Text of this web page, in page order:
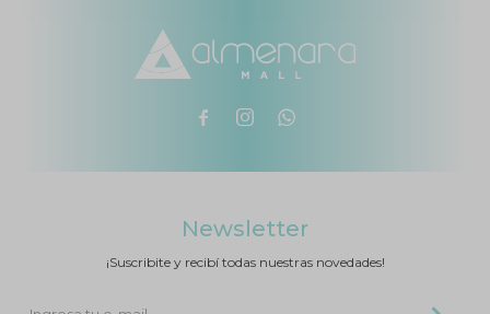
  
Newsletter
¡Suscribite y recibí todas nuestras novedades!